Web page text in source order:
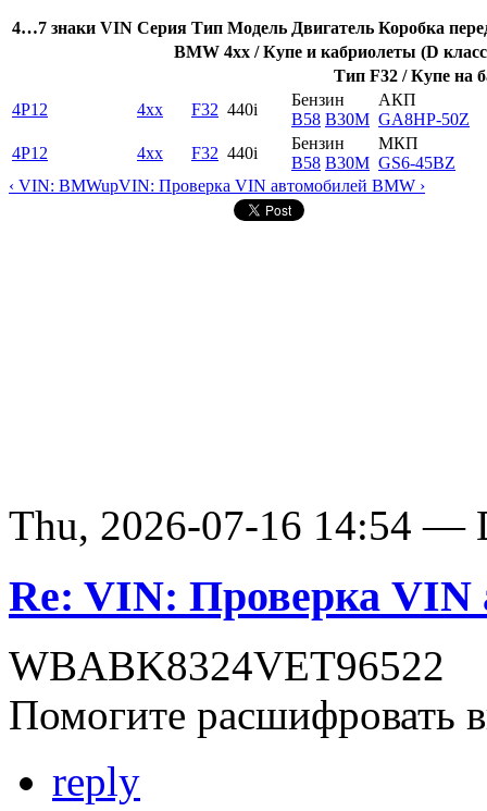
4…7 знаки VIN Серия Тип Модель Двигатель Коробка
BMW 4xx / Купе и кабриолеты (D
Тип F32 / Купе на
4P12
4xx F32 440i
Бензин
B58 B30M
АКП
GA8HP-50Z
4P12
4xx F32 440i
Бензин
B58 B30M
МКП
GS6-45BZ
‹ VIN: BMWupVIN: Проверка VIN автомобилей BMW ›
Thu, 2026-07-16 14:54 —
Re: VIN: Проверка VIN
WBABK8324VET96522
Помогите расшифровать
reply